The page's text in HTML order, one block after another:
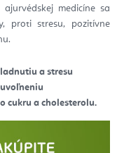
medicíne sa
proti stresu, pozitívne
a stresu
cukru a cholesterolu.